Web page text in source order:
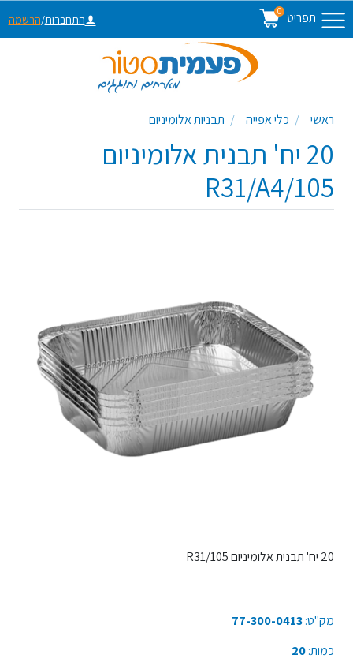
תפריט 0
התחברות/הרשמה
ראשי כלי אפייה תבניות אלומיניום
20 יח' תבנית אלומיניום
105/R31/A4
20 יח' תבנית אלומיניום 105/R31
מק"ט:77-300-0413
כמות:20